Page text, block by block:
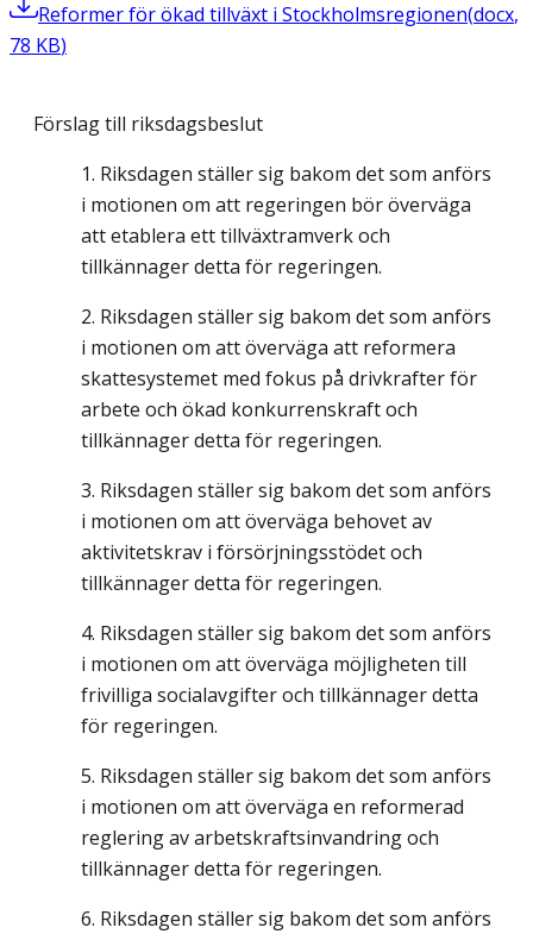
Reformer för ökad tillväxt i Stockholmsregionen(docx,
78 KB)
Förslag till riksdagsbeslut
Riksdagen ställer sig bakom det som anförs
i motionen om att regeringen bör överväga
att etablera ett tillväxtramverk och
tillkännager detta för regeringen.
Riksdagen ställer sig bakom det som anförs
i motionen om att överväga att reformera
skattesystemet med fokus på drivkrafter för
arbete och ökad konkurrenskraft och
tillkännager detta för regeringen.
Riksdagen ställer sig bakom det som anförs
i motionen om att överväga behovet av
aktivitetskrav i försörjningsstödet och
tillkännager detta för regeringen.
Riksdagen ställer sig bakom det som anförs
i motionen om att överväga möjligheten till
frivilliga socialavgifter och tillkännager detta
för regeringen.
Riksdagen ställer sig bakom det som anförs
i motionen om att överväga en reformerad
reglering av arbetskraftsinvandring och
tillkännager detta för regeringen.
Riksdagen ställer sig bakom det som anförs